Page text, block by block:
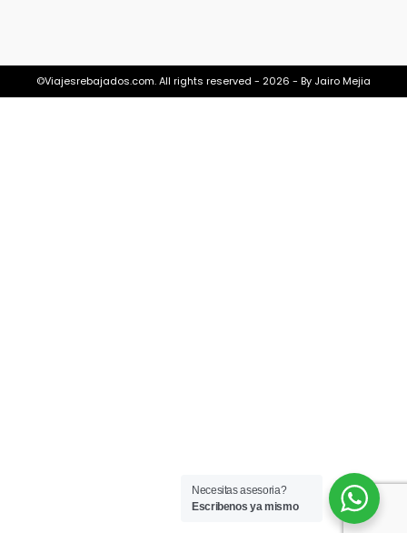
©Viajesrebajados.com. All rights reserved - 2026 - By Jairo Mejia
Necesitas asesoria?
Escribenos ya mismo